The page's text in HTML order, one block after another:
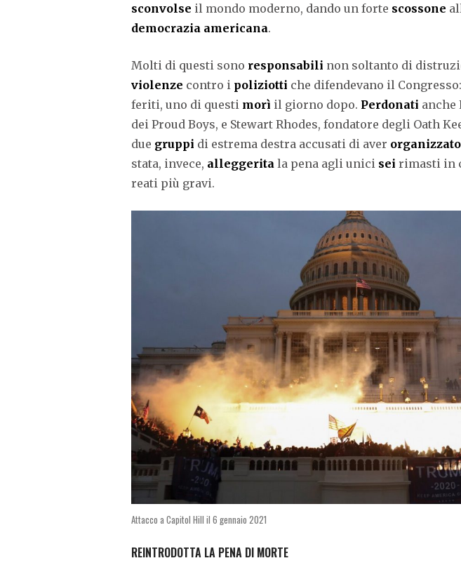
sconvolse il mondo moderno, dando un forte scossone
democrazia americana.
Molti di questi sono responsabili non soltanto di
violenze contro i poliziotti che difendevano il
feriti, uno di questi morì il giorno dopo. Perdonati anche
dei Proud Boys, e Stewart Rhodes, fondatore degli Oath
due gruppi di estrema destra accusati di aver organizzato
stata, invece, alleggerita la pena agli unici sei rimasti in
reati più gravi.
Attacco a Capitol Hill il 6 gennaio 2021
REINTRODOTTA LA PENA DI MORTE